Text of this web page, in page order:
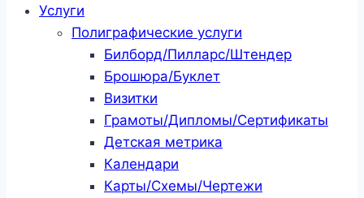
Услуги
Полиграфические услуги
Билборд/Пилларс/Штендер
Брошюра/Буклет
Визитки
Грамоты/Дипломы/Сертификаты
Детская метрика
Календари
Карты/Схемы/Чертежи